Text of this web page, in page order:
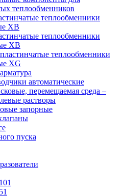
теплообменников
теплообменники
XB
теплообменники
ХВ
теплообменники
ХG
автоматические
перемещаемая среда –
растворы
запорные
пуска